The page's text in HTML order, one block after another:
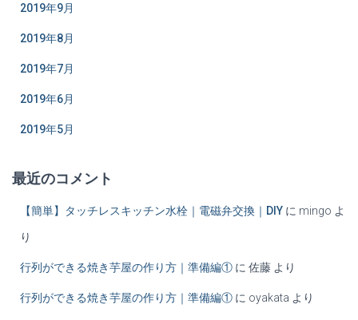
2019年9月
2019年8月
2019年7月
2019年6月
2019年5月
最近のコメント
【簡単】タッチレスキッチン水栓｜電磁弁交換｜DIY に mingo よ
り
行列ができる焼き芋屋の作り方｜準備編① に 佐藤 より
行列ができる焼き芋屋の作り方｜準備編① に oyakata より